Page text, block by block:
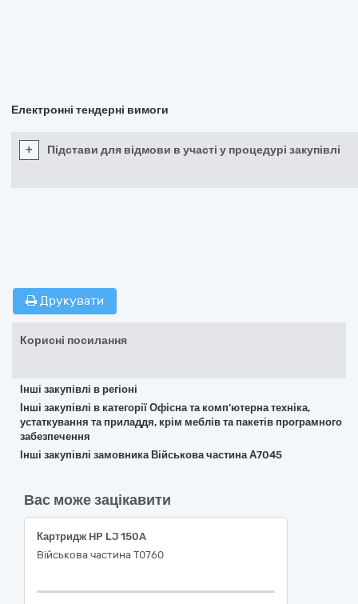
Електронні тендерні вимоги
+ Підстави для відмови в участі у процедурі закупівлі
Друкувати
Корисні посилання
Інші закупівлі в регіоні
Інші закупівлі в категорії Офісна та комп’ютерна техніка,
устаткування та приладдя, крім меблів та пакетів програмного
забезпечення
Інші закупівлі замовника Військова частина А7045
Вас може зацікавити
Картридж HP LJ 150A
Військова частина Т0760